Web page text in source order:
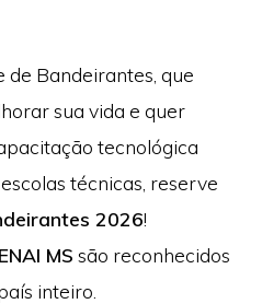
Bandeirantes, que
sua vida e quer
tecnológica
técnicas, reserve
2026!
MS são reconhecidos
inteiro.